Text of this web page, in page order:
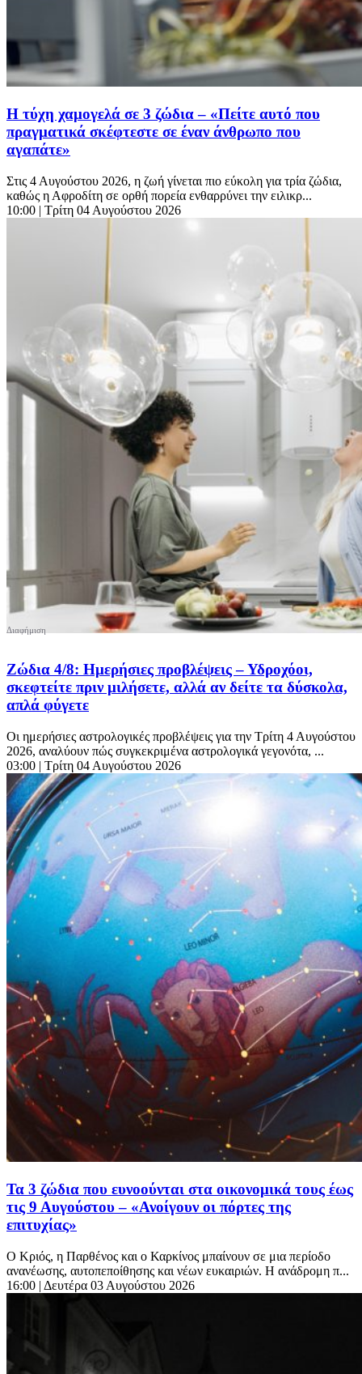
Η τύχη χαμογελά σε 3 ζώδια – «Πείτε αυτό που
πραγματικά σκέφτεστε σε έναν άνθρωπο που
αγαπάτε»
Στις 4 Αυγούστου 2026, η ζωή γίνεται πιο εύκολη για τρία ζώδια,
καθώς η Αφροδίτη σε ορθή πορεία ενθαρρύνει την ειλικρ...
10:00 | Τρίτη 04 Αυγούστου 2026
Ζώδια 4/8: Ημερήσιες προβλέψεις – Υδροχόοι,
σκεφτείτε πριν μιλήσετε, αλλά αν δείτε τα δύσκολα,
απλά φύγετε
Οι ημερήσιες αστρολογικές προβλέψεις για την Τρίτη 4 Αυγούστου
2026, αναλύουν πώς συγκεκριμένα αστρολογικά γεγονότα, ...
03:00 | Τρίτη 04 Αυγούστου 2026
Τα 3 ζώδια που ευνοούνται στα οικονομικά τους έως
τις 9 Αυγούστου – «Ανοίγουν οι πόρτες της
επιτυχίας»
Ο Κριός, η Παρθένος και ο Καρκίνος μπαίνουν σε μια περίοδο
ανανέωσης, αυτοπεποίθησης και νέων ευκαιριών. Η ανάδρομη π...
16:00 | Δευτέρα 03 Αυγούστου 2026